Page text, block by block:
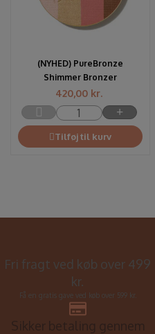
(NYHED) PureBronze
Shimmer Bronzer
420,00 kr.
Tilføj til kurv
Fri fragt ved køb over 499
kr.
Få en gratis gave ved køb over 599 kr.
Sikker betaling gennem